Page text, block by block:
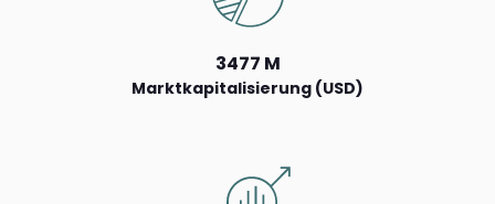
3477 M
Marktkapitalisierung (USD)